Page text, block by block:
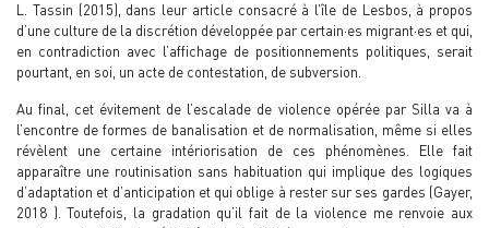
L. Tassin (2015), dans leur article consacré à l’île de Lesbos, à propos
d’une culture de la discrétion développée par certain·es migrant·es et qui,
en contradiction avec l’affichage de positionnements politiques, serait
pourtant, en soi, un acte de contestation, de subversion.
Au final, cet évitement de l’escalade de violence opérée par Silla va à
l’encontre de formes de banalisation et de normalisation, même si elles
révèlent une certaine intériorisation de ces phénomènes. Elle fait
apparaître une routinisation sans habituation qui implique des logiques
d’adaptation et d’anticipation et qui oblige à rester sur ses gardes (Gayer,
2018 ). Toutefois, la gradation qu’il fait de la violence me renvoie aux